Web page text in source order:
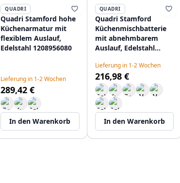
QUADRI
Quadri Stamford hohe
Küchenarmatur mit
flexiblem Auslauf,
Edelstahl 1208956080
Lieferung in 1-2 Wochen
289,42 €
In den Warenkorb
QUADRI
Quadri Stamford
Küchenmischbatterie
mit abnehmbarem
Auslauf, Edelstahl
Lieferung in 1-2 Wochen
216,98 €
In den Warenkorb